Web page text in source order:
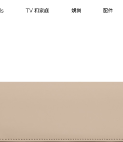
TV 和家庭 娛樂 配件